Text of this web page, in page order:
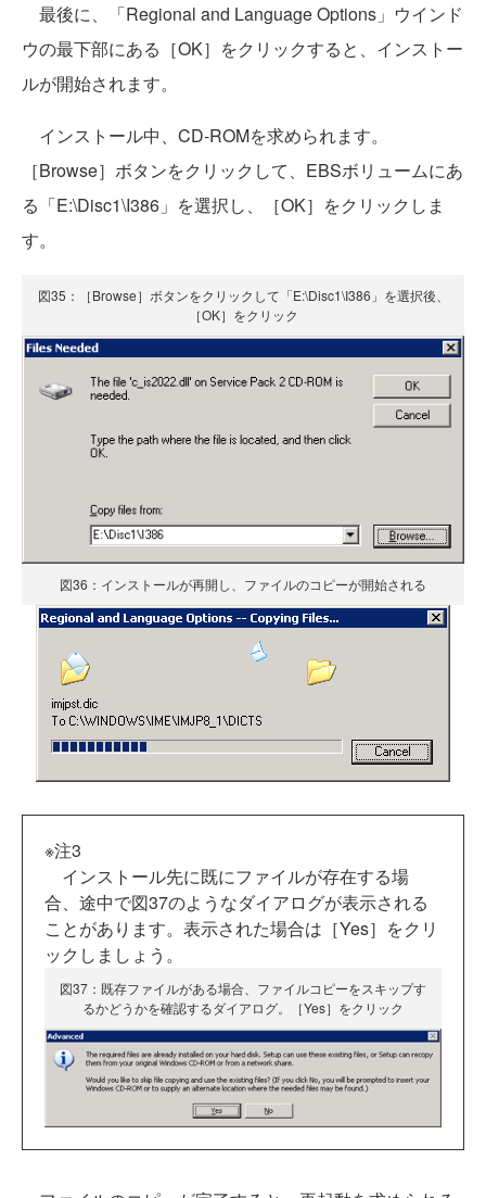
最後に、「Regional and Language Options」ウインド
ウの最下部にある［OK］をクリックすると、インストー
ルが開始されます。
インストール中、CD-ROMを求められます。
［Browse］ボタンをクリックして、EBSボリュームにあ
る「E:\Disc1\I386」を選択し、［OK］をクリックしま
す。
図35：［Browse］ボタンをクリックして「E:\Disc1\I386」を選択後、
［OK］をクリック
図36：インストールが再開し、ファイルのコピーが開始される
※注3
インストール先に既にファイルが存在する場
合、途中で図37のようなダイアログが表示される
ことがあります。表示された場合は［Yes］をクリ
ックしましょう。
図37：既存ファイルがある場合、ファイルコピーをスキップす
るかどうかを確認するダイアログ。［Yes］をクリック